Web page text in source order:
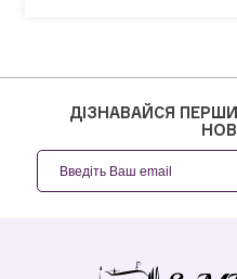
ДІЗНАВАЙСЯ